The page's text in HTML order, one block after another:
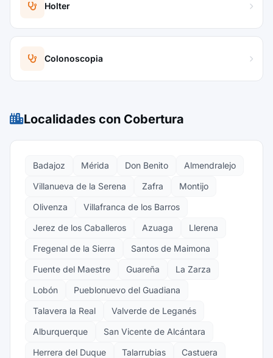
Holter
Colonoscopia
Localidades con Cobertura
Badajoz Mérida Don Benito
Almendralejo
Villanueva de la Serena
Zafra
Montijo
Olivenza
Villafranca de los Barros
Jerez de los Caballeros
Azuaga
Llerena
Fregenal de la Sierra
Santos de Maimona
Fuente del Maestre
Guareña
La Zarza
Lobón
Pueblonuevo del Guadiana
Talavera la Real
Valverde de Leganés
Alburquerque
San Vicente de Alcántara
Herrera del Duque
Talarrubias
Castuera